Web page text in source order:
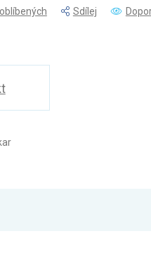
Sdílej